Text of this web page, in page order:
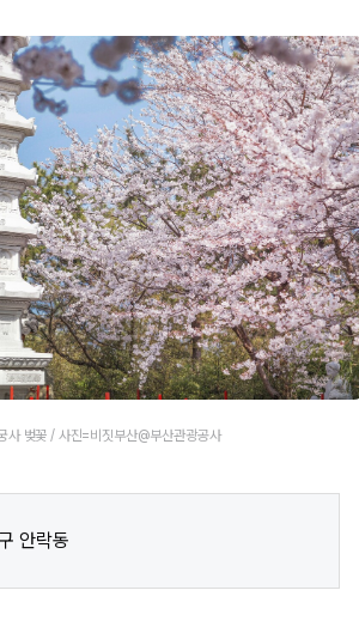
사 벚꽃 / 사진=비짓부산@부산관광공사
안락동